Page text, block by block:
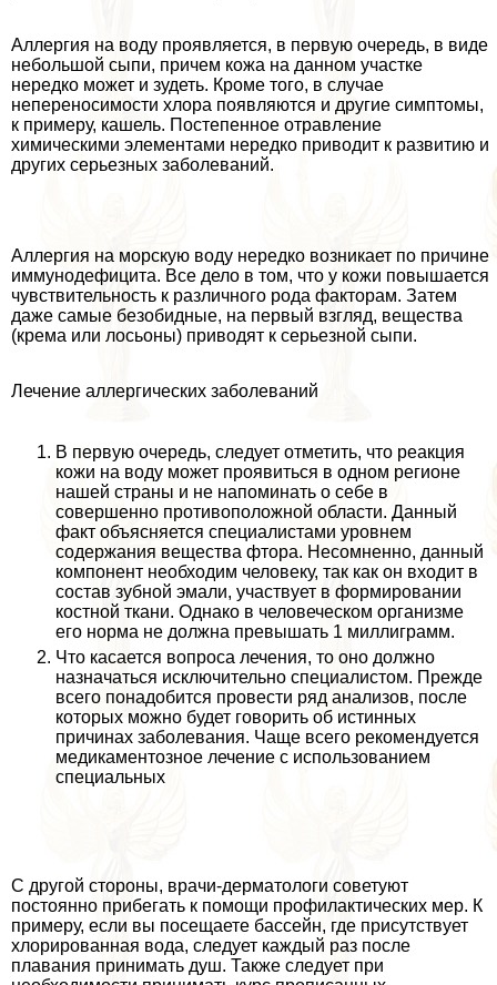
Аллергия на воду проявляется, в первую очередь, в виде
небольшой сыпи, причем кожа на данном участке
нередко может и зудеть. Кроме того, в случае
непереносимости хлора появляются и другие симптомы,
к примеру, кашель. Постепенное отравление
химическими элементами нередко приводит к развитию и
других серьезных заболеваний.
Аллергия на морскую воду нередко возникает по причине
иммунодефицита. Все дело в том, что у кожи повышается
чувствительность к различного рода факторам. Затем
даже самые безобидные, на первый взгляд, вещества
(крема или лосьоны) приводят к серьезной сыпи.
Лечение аллергических заболеваний
В первую очередь, следует отметить, что реакция
кожи на воду может проявиться в одном регионе
нашей страны и не напоминать о себе в
совершенно противоположной области. Данный
факт объясняется специалистами уровнем
содержания вещества фтора. Несомненно, данный
компонент необходим человеку, так как он входит в
состав зубной эмали, участвует в формировании
костной ткани. Однако в человеческом организме
его норма не должна превышать 1 миллиграмм.
Что касается вопроса лечения, то оно должно
назначаться исключительно специалистом. Прежде
всего понадобится провести ряд анализов, после
которых можно будет говорить об истинных
причинах заболевания. Чаще всего рекомендуется
медикаментозное лечение с использованием
специальных
С другой стороны, врачи-дерматологи советуют
постоянно прибегать к помощи профилактических мер. К
примеру, если вы посещаете бассейн, где присутствует
хлорированная вода, следует каждый раз после
плавания принимать душ. Также следует при